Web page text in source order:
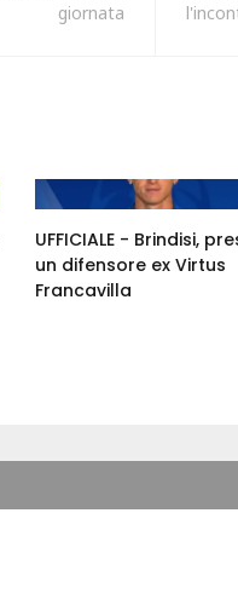
giornata
UFFICIALE - Brindisi,
un difensore ex Virtus
Francavilla